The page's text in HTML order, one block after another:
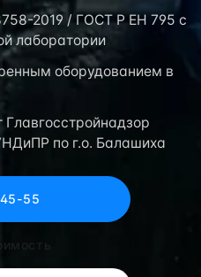
2019 / ГОСТ Р ЕН 795 с
лаборатории
оборудованием в
по г.о. Балашиха
55